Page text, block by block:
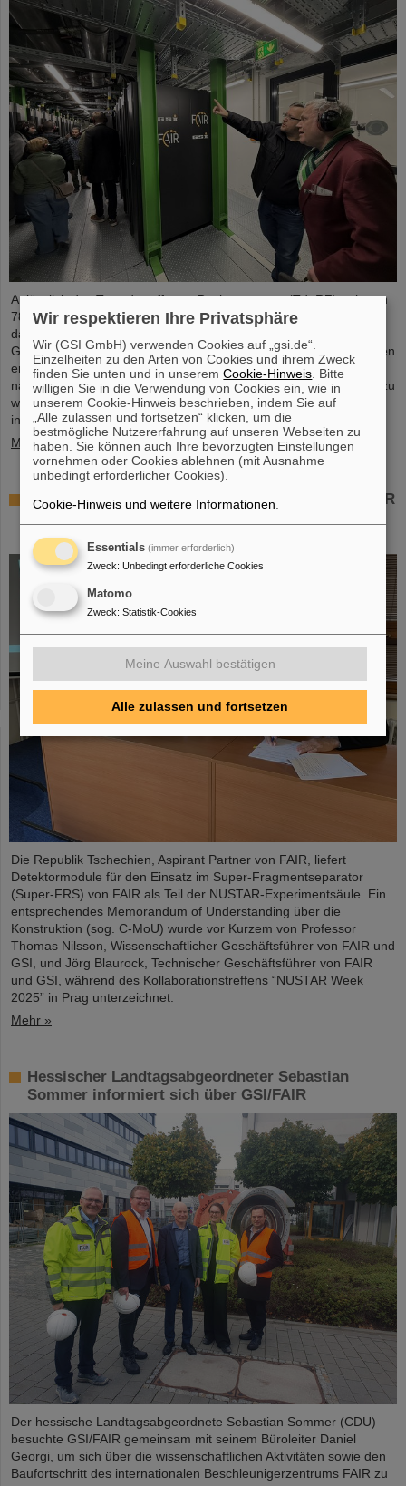
Anlässlich des Tags der offenen Rechenzentren (TdoRZ) nahmen
78 Teilnehmende sowie zwei Schulklassen die Möglichkeit wahr,
das Höchstleistungsrechenzentrum Green IT Cube auf dem
GSI/FAIR-Campus zu besuchen. Im Rahmen von geführten Touren
erhielten sie die Gelegenheit, einen Blick auf die besonders
nachhaltige und energieeffiziente Technologie des Data Centers zu
werfen und sich über die wissenschaftliche Nutzung zu
informieren.
Mehr »
Tschechischer Sachbeitrag für NUSTAR – GSI/FAIR
Construction Memorandum of Understanding
Die Republik Tschechien, Aspirant Partner von FAIR, liefert
Detektormodule für den Einsatz im Super-Fragmentseparator
(Super-FRS) von FAIR als Teil der NUSTAR-Experimentsäule. Ein
entsprechendes Memorandum of Understanding über die
Konstruktion (sog. C-MoU) wurde vor Kurzem von Professor
Thomas Nilsson, Wissenschaftlicher Geschäftsführer von FAIR und
GSI, und Jörg Blaurock, Technischer Geschäftsführer von FAIR
und GSI, während des Kollaborationstreffens “NUSTAR Week
2025” in Prag unterzeichnet.
Mehr »
Hessischer Landtagsabgeordneter Sebastian
Sommer informiert sich über GSI/FAIR
Der hessische Landtagsabgeordnete Sebastian Sommer (CDU)
besuchte GSI/FAIR gemeinsam mit seinem Büroleiter Daniel
Georgi, um sich über die wissenschaftlichen Aktivitäten sowie den
Baufortschritt des internationalen Beschleunigerzentrums FAIR zu
Wir respektieren Ihre Privatsphäre
Wir (GSI GmbH) verwenden Cookies auf „gsi.de“.
Einzelheiten zu den Arten von Cookies und ihrem Zweck
finden Sie unten und in unseremCookie-Hinweis . Bitte
willigen Sie in die Verwendung von Cookies ein, wie in
unserem Cookie-Hinweis beschrieben, indem Sie auf
„Alle zulassen und fortsetzen“ klicken, um die
bestmögliche Nutzererfahrung auf unseren Webseiten zu
haben. Sie können auch Ihre bevorzugten Einstellungen
vornehmen oder Cookies ablehnen (mit Ausnahme
unbedingt erforderlicher Cookies).
Cookie-Hinweis und weitere Informationen
Essentials (immer erforderlich)
Zweck: Unbedingt erforderliche Cookies
Matomo
Zweck: Statistik-Cookies
Meine Auswahl bestätigen
Alle zulassen und fortsetzen